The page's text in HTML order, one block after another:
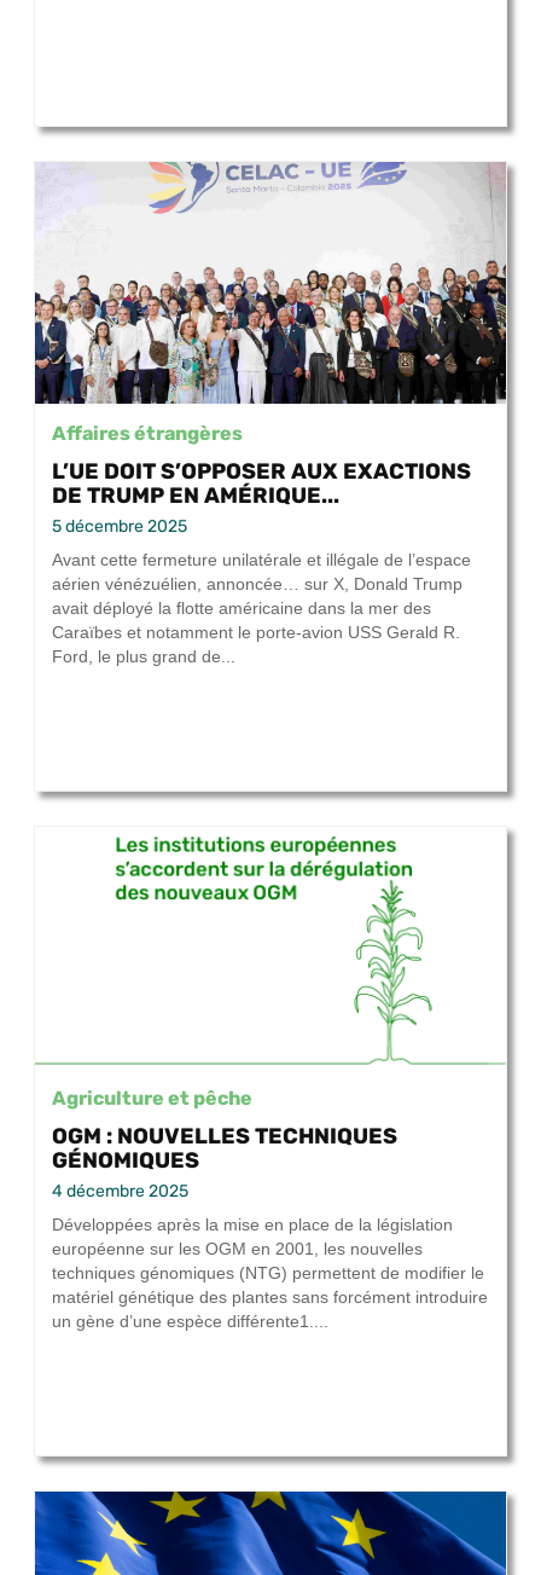
Affaires étrangères
L’UE DOIT S’OPPOSER AUX EXACTIONS
DE TRUMP EN AMÉRIQUE...
5 décembre 2025
Avant cette fermeture unilatérale et illégale de l’espace
aérien vénézuélien, annoncée… sur X, Donald Trump
avait déployé la flotte américaine dans la mer des
Caraïbes et notamment le porte-avion USS Gerald R.
Ford, le plus grand de...
Agriculture et pêche
OGM : NOUVELLES TECHNIQUES
GÉNOMIQUES
4 décembre 2025
Développées après la mise en place de la législation
européenne sur les OGM en 2001, les nouvelles
techniques génomiques (NTG) permettent de modifier le
matériel génétique des plantes sans forcément introduire
un gène d’une espèce différente1....